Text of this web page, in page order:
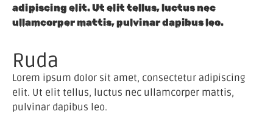
adipiscing elit. Ut elit tellus, luctus nec
ullamcorper mattis, pulvinar dapibus leo.
Ruda
Lorem ipsum dolor sit amet, consectetur adipiscing
elit. Ut elit tellus, luctus nec ullamcorper mattis,
pulvinar dapibus leo.